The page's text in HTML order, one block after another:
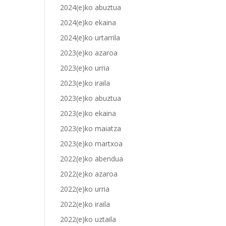
2024(e)ko abuztua
2024(e)ko ekaina
2024(e)ko urtarrila
2023(e)ko azaroa
2023(e)ko urria
2023(e)ko iraila
2023(e)ko abuztua
2023(e)ko ekaina
2023(e)ko maiatza
2023(e)ko martxoa
2022(e)ko abendua
2022(e)ko azaroa
2022(e)ko urria
2022(e)ko iraila
2022(e)ko uztaila